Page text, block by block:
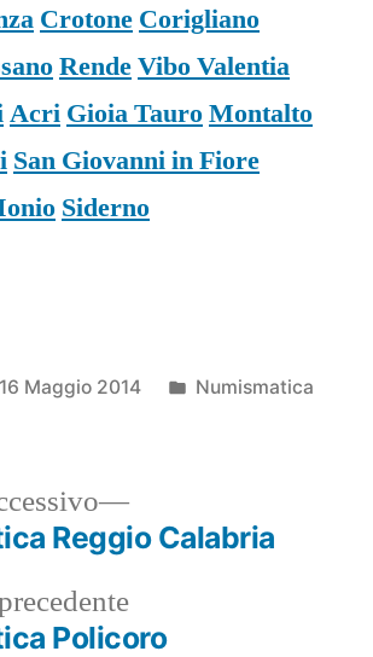
Crotone Corigliano
RendeVibo Valentia
Acri Gioia TauroMontalto
San Giovanni in Fiore
Siderno
16 Maggio 2014
Pubblicato
Numismatica
Articolo
precedente:
Policoro
Articolo
successivo:
Reggio Calabria